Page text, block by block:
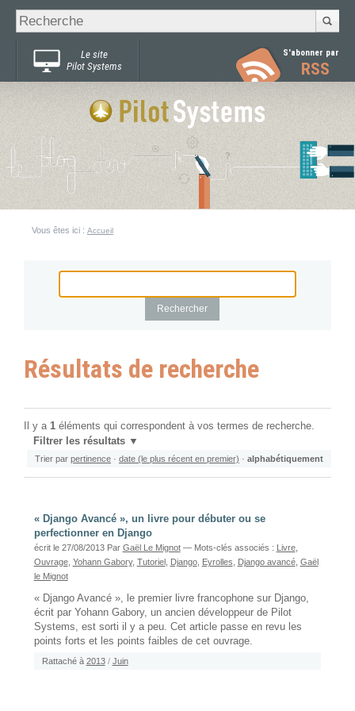
Chercher par
Recherche
avancée…
Le site
Pilot Systems
S'abonner par
RSS
Vous êtes ici : Accueil
Résultats de recherche
Il y a 1 éléments qui correspondent à vos termes de recherche.
Filtrer les résultats
Trier par pertinence · date (le plus récent en premier) · alphabétiquement
« Django Avancé », un livre pour débuter ou se
perfectionner en Django
écrit le 27/08/2013 Par Gaël Le Mignot — Mots-clés associés : Livre,
Ouvrage, Yohann Gabory, Tutoriel, Django, Eyrolles Django avancé, Gaël
le Mignot
« Django Avancé », le premier livre francophone sur Django,
écrit par Yohann Gabory, un ancien développeur de Pilot
Systems, est sorti il y a peu. Cet article passe en revu les
points forts et les points faibles de cet ouvrage.
Rattaché à 2013 / Juin